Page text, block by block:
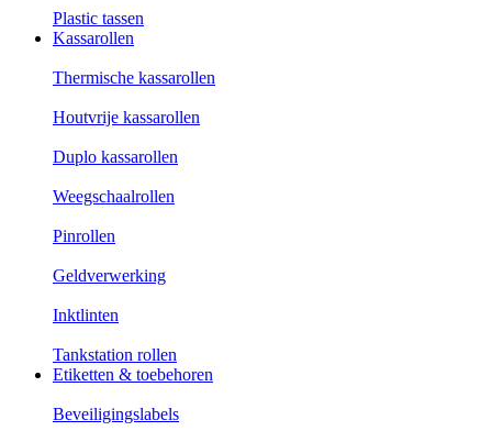
Plastic tassen
Kassarollen
Thermische kassarollen
Houtvrije kassarollen
Duplo kassarollen
Weegschaalrollen
Pinrollen
Geldverwerking
Inktlinten
Tankstation rollen
Etiketten & toebehoren
Beveiligingslabels